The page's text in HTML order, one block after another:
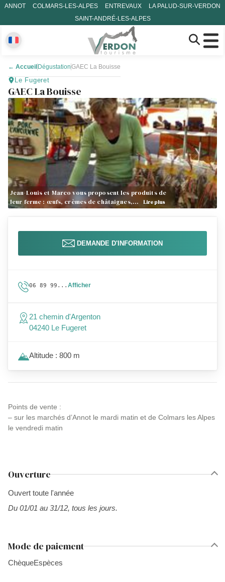
ANNOT COLMARS-LES-ALPES ENTREVAUX
LA PALUD-SUR-VERDON
SAINT-ANDRÉ-LES-ALPES
← Accueil DégustationGAEC La Bouisse
Le Fugeret
GAEC La Bouisse
Jean-Louis et Marco vous proposent les produits de
leur ferme : œufs, crèmes de châtaignes,…
Lire plus
Points de vente :
– sur les marchés d’Annot le mardi matin et de Colmars les Alpes
le vendredi matin
Ouverture
Ouvert toute l'année
Du 01/01 au 31/12, tous les jours.
Mode de paiement
ChèqueEspèces
DEMANDE D'INFORMATION
06 89 99... Afficher
21 chemin d'Argenton
04240 Le Fugeret
Altitude : 800 m